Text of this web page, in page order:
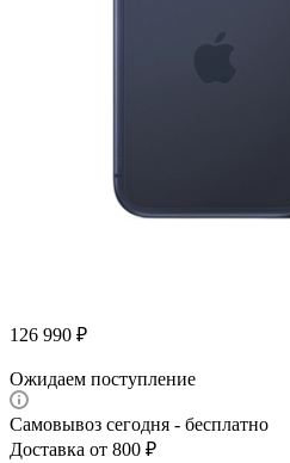
126 990 ₽
Ожидаем поступление
Самовывоз сегодня - бесплатно
Доставка от 800 ₽